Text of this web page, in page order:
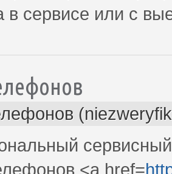
в сервисе или с
<a href=